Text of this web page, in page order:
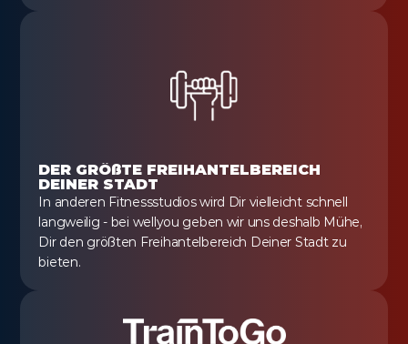
DER GRÖßTE FREIHANTELBEREICH
DEINER STADT
In anderen Fitnessstudios wird Dir vielleicht schnell
langweilig - bei wellyou geben wir uns deshalb Mühe,
Dir den größten Freihantelbereich Deiner Stadt zu
bieten.